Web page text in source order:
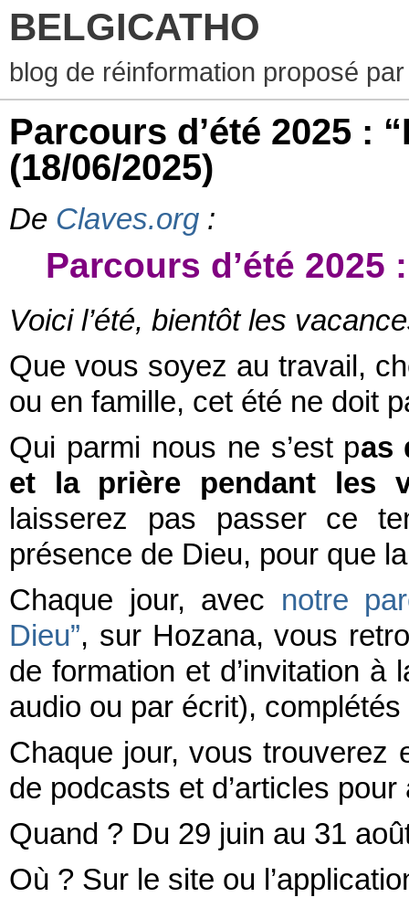
BELGICATHO
blog de réinformation proposé
Parcours d’été 2025 :
(18/06/2025)
De Claves.org :
Parcours d’été 2025
Voici l’été, bientôt les
Que vous soyez au travail,
ou en famille, cet été ne doit
Qui parmi nous ne s’est pas
et la prière pendant les
laisserez pas passer ce
présence de Dieu, pour que
Chaque jour, avec notre
Dieu”, sur Hozana, vous
de formation et d’invitation
audio ou par écrit),
Chaque jour, vous trouverez
de podcasts et d’articles
Quand ? Du 29 juin au 31
Où ? Sur le site ou